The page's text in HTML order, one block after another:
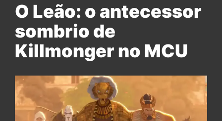
O Leão: o antecessor
sombrio de
Killmonger no MCU